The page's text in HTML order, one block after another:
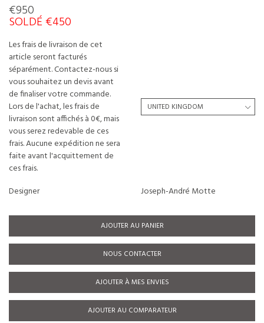
€950
SOLDÉ €450
Les frais de livraison de cet
article seront facturés
séparément. Contactez-nous si
vous souhaitez un devis avant
de finaliser votre commande.
Lors de l'achat, les frais de
livraison sont affichés à 0€, mais
vous serez redevable de ces
frais. Aucune expédition ne sera
faite avant l'acquittement de
ces frais.
Designer
Joseph-André Motte
AJOUTER AU PANIER
NOUS CONTACTER
AJOUTER À MES ENVIES
AJOUTER AU COMPARATEUR